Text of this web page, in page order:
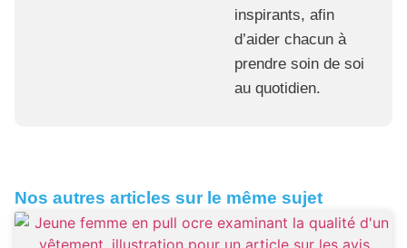
inspirants, afin
d’aider chacun à
prendre soin de soi
au quotidien.
Nos autres articles sur le même sujet